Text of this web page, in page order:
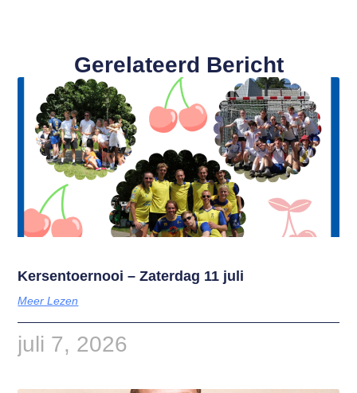
Gerelateerd Bericht
Kersentoernooi – Zaterdag 11 juli
Meer Lezen
juli 7, 2026